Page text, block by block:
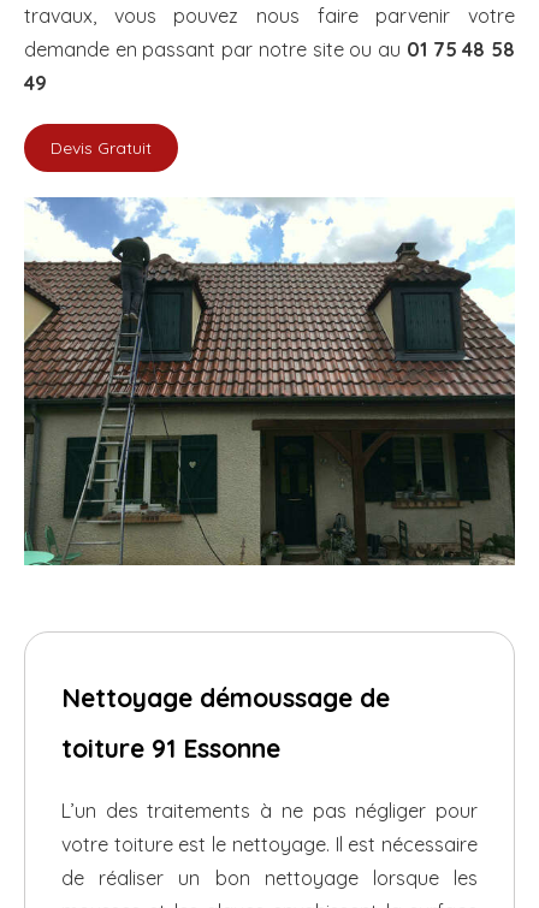
travaux, vous pouvez nous faire parvenir votre
demande en passant par notre site ou au 01 75 48 58
49
Devis Gratuit
Nettoyage démoussage de
toiture 91 Essonne
L’un des traitements à ne pas négliger pour
votre toiture est le nettoyage. Il est nécessaire
de réaliser un bon nettoyage lorsque les